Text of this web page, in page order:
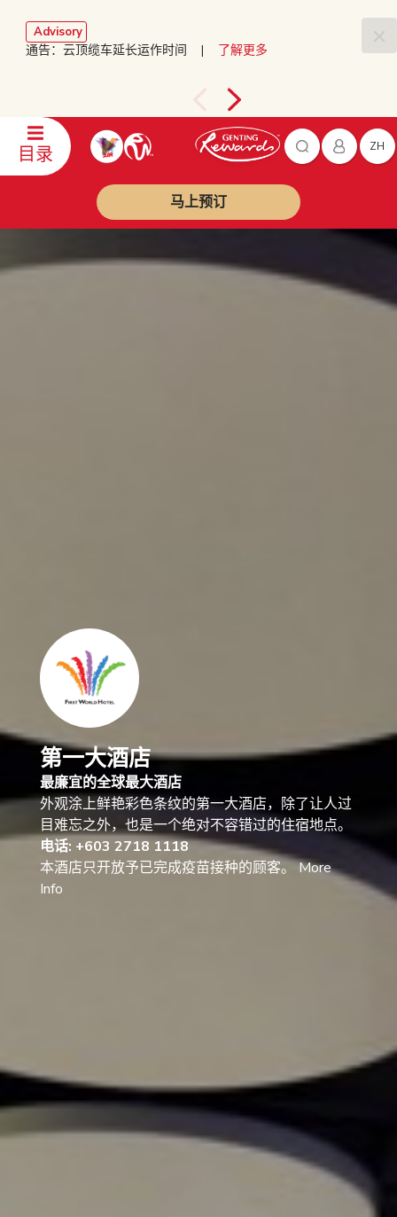
Advisory
通告：云顶缆车延长运作时间 | 了解更多
目录 ZH
马上预订
第一大酒店
最廉宜的全球最大酒店
外观涂上鲜艳彩色条纹的第一大酒店，除了让人过
目难忘之外，也是一个绝对不容错过的住宿地点。
电话: +603 2718 1118
本酒店只开放予已完成疫苗接种的顾客。 More
Info